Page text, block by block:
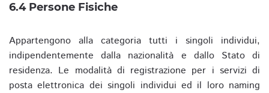
6.4 Persone Fisiche
Appartengono alla categoria tutti i singoli individui,
indipendentemente dalla nazionalità e dallo Stato di
residenza. Le modalità di registrazione per i servizi di
posta elettronica dei singoli individui ed il loro naming